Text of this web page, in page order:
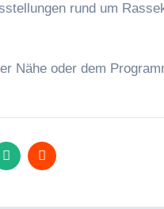
rund um
Nähe oder dem